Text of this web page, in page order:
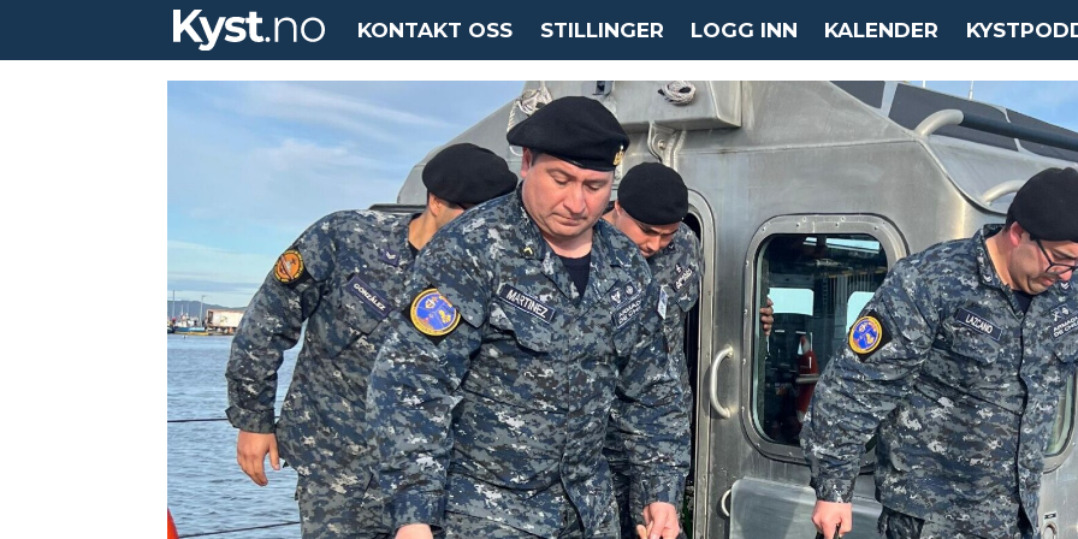
KONTAKT OSS STILLINGER LOGG INN KALENDER